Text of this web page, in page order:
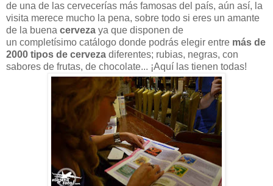
de una de las cervecerías más famosas del país, aún así, la
visita merece mucho la pena, sobre todo si eres un amante
de la buena cerveza ya que disponen de
un completísimo catálogo donde podrás elegir entre más de
2000 tipos de cerveza diferentes; rubias, negras, con
sabores de frutas, de chocolate... ¡Aquí las tienen todas!